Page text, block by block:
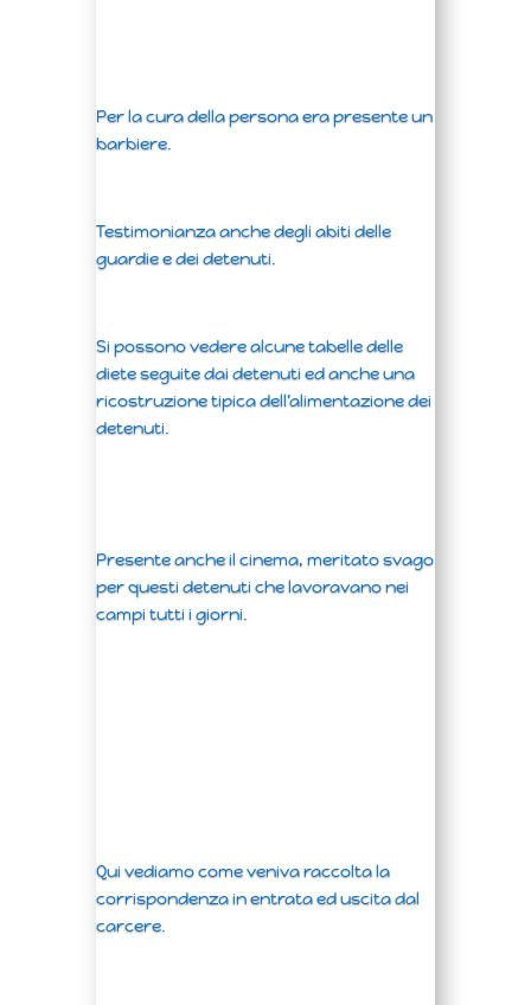
Per la cura della persona era presente un
barbiere.
Testimonianza anche degli abiti delle
guardie e dei detenuti.
Si possono vedere alcune tabelle delle
diete seguite dai detenuti ed anche una
ricostruzione tipica dell’alimentazione dei
detenuti.
Presente anche il cinema, meritato svago
per questi detenuti che lavoravano nei
campi tutti i giorni.
Qui vediamo come veniva raccolta la
corrispondenza in entrata ed uscita dal
carcere.